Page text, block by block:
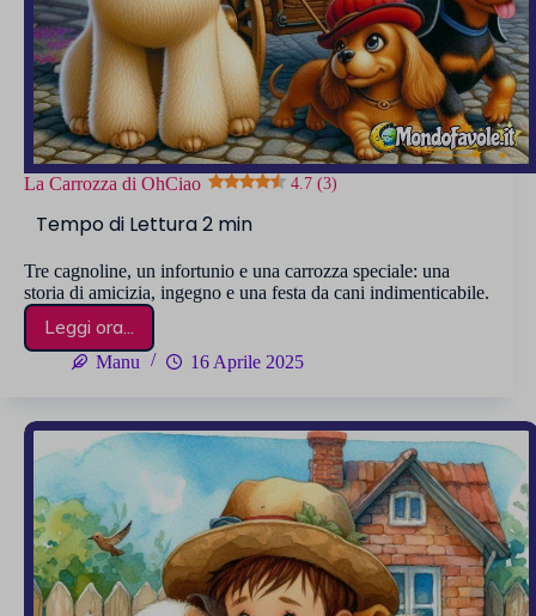
La Carrozza di OhCiao 4.7 (3)
Tre cagnoline, un infortunio e una carrozza speciale: una
storia di amicizia, ingegno e una festa da cani indimenticabile.
Leggi ora...
La
Carrozza
4.7 (3)
Manu 16 Aprile 2025